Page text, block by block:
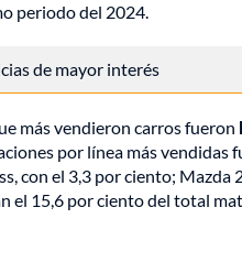
periodo del 2024.
de mayor interés
más vendieron carros fueron
por línea más vendidas
con el 3,3 por ciento; Mazda
el 15,6 por ciento del total